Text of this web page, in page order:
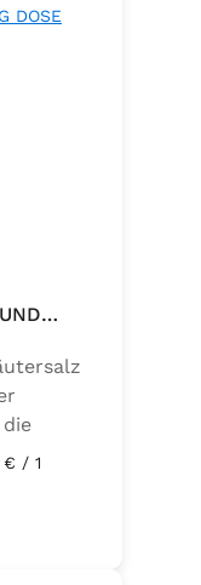
für eine
€ / 1